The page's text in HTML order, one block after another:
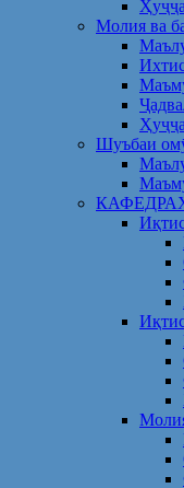
Молия ва
Шуъбаи